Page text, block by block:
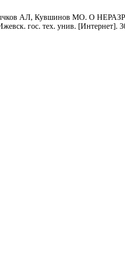
Бычков АЛ, Кувшинов МО. О
гос. тех. унив. [Интернет]. 30